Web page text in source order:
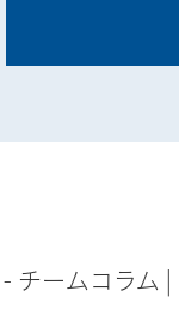
- チームコラム